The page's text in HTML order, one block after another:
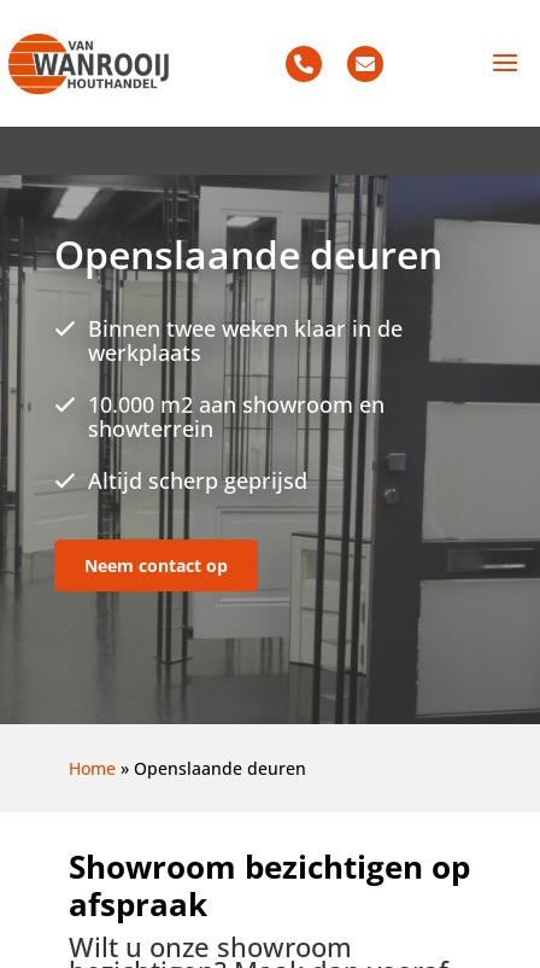
Openslaande deuren
Binnen twee weken klaar in de
werkplaats
10.000 m2 aan showroom en
showterrein
Altijd scherp geprijsd
Neem contact op
Home» Openslaande deuren
Showroom bezichtigen op
afspraak
Wilt u onze showroom